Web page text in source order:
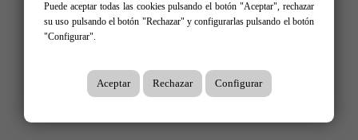
Puede aceptar todas las cookies pulsando el botón "Aceptar", rechazar
su uso pulsando el botón "Rechazar" y configurarlas pulsando el botón
"Configurar".
Aceptar Rechazar Configurar